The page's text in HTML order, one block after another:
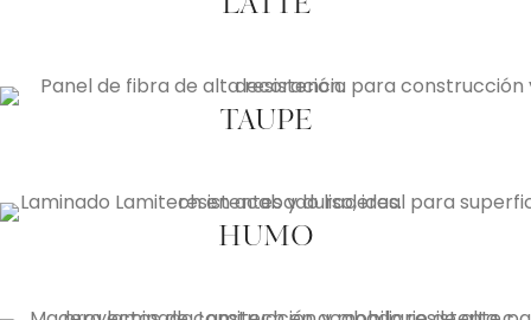
LATTE
TAUPE
HUMO